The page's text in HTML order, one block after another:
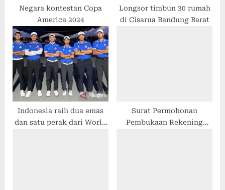
Negara kontestan Copa
America 2024
Longsor timbun 30 rumah
di Cisarua Bandung Barat
Indonesia raih dua emas
dan satu perak dari World
Surat Permohonan
Pembukaan Rekening